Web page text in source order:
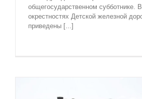
общегосударственном субботнике.
окрестностях Детской железной
приведены [...]